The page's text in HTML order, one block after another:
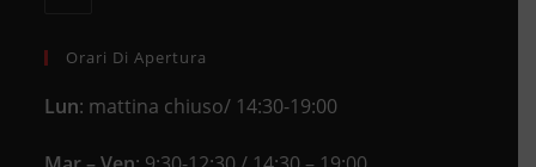
Orari Di Apertura
Lun: mattina chiuso/ 14:30-19:00